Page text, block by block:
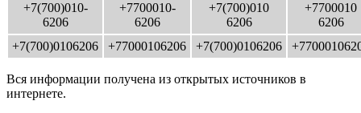
+7(700)010-
6206
+7700010-
6206
+7(700)010
6206
+7700010
6206
+7(700)0106206
+77000106206 +7(700)0106206
Вся информации получена из открытых источников в
интернете.